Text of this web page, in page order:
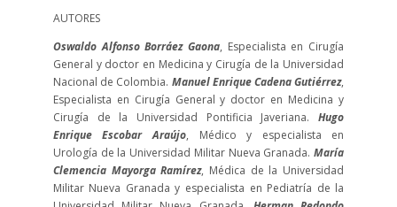
AUTORES
Oswaldo Alfonso Borráez Gaona, Especialista en Cirugía
General y doctor en Medicina y Cirugía de la Universidad
Nacional de Colombia. Manuel Enrique Cadena Gutiérrez,
Especialista en Cirugía General y doctor en Medicina y
Cirugía de la Universidad Pontificia Javeriana.Hugo
Enrique Escobar Araújo, Médico y especialista en
Urología de la Universidad Militar Nueva Granada.María
Clemencia Mayorga Ramírez, Médica de la Universidad
Militar Nueva Granada y especialista en Pediatría de la